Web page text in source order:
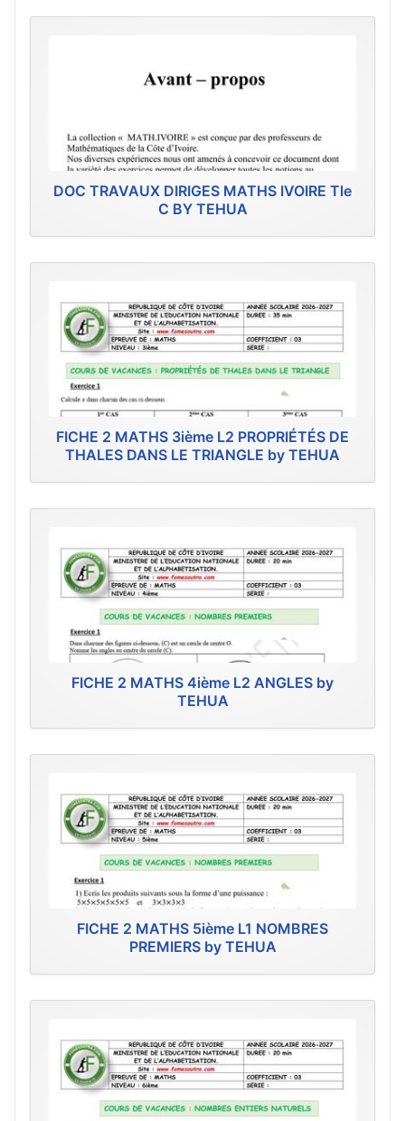
DOC TRAVAUX DIRIGES MATHS IVOIRE Tle
C BY TEHUA
FICHE 2 MATHS 3ième L2 PROPRIÉTÉS DE
THALES DANS LE TRIANGLE by TEHUA
FICHE 2 MATHS 4ième L2 ANGLES by
TEHUA
FICHE 2 MATHS 5ième L1 NOMBRES
PREMIERS by TEHUA